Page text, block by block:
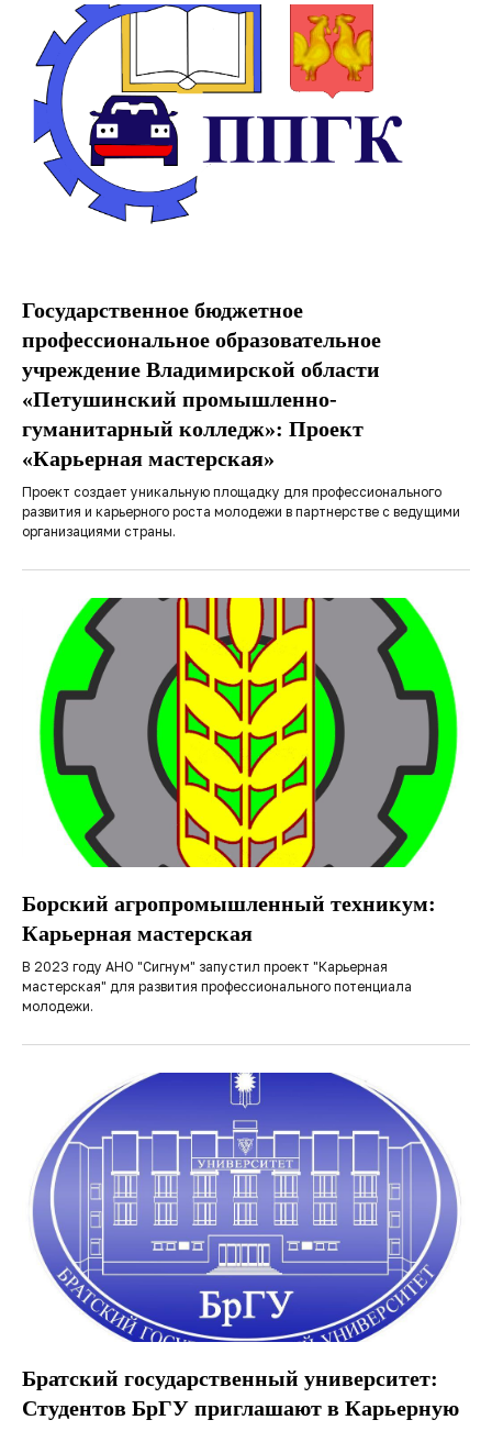
Государственное бюджетное
профессиональное образовательное
учреждение Владимирской области
«Петушинский промышленно-
гуманитарный колледж»: Проект
«Карьерная мастерская»
Проект создает уникальную площадку для профессионального
развития и карьерного роста молодежи в партнерстве с ведущими
организациями страны.
Борский агропромышленный техникум:
Карьерная мастерская
В 2023 году АНО "Сигнум" запустил проект "Карьерная
мастерская" для развития профессионального потенциала
молодежи.
Братский государственный университет:
Студентов БрГУ приглашают в Карьерную